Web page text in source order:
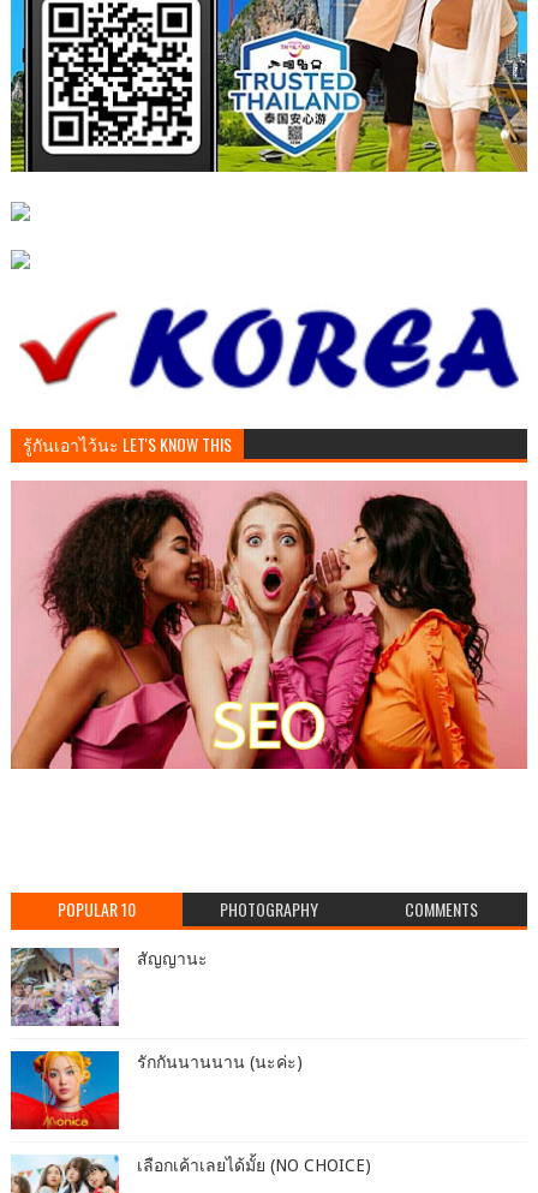
รู้กันเอาไว้นะ LET'S KNOW THIS
POPULAR 10 PHOTOGRAPHY COMMENTS
สัญญานะ
รักกันนานนาน (นะค่ะ)
เลือกเค้าเลยได้มั้ย (NO CHOICE)